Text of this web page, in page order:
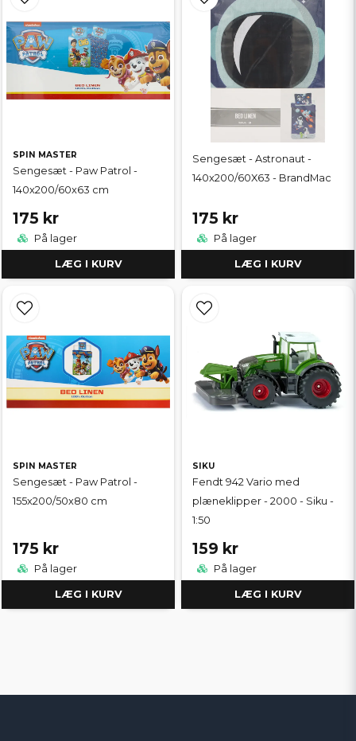
SPIN MASTER
Sengesæt - Paw Patrol -
140x200/60x63 cm
175 kr
På lager
LÆG I KURV
Sengesæt - Astronaut -
140x200/60X63 - BrandMac
175 kr
På lager
LÆG I KURV
SPIN MASTER
Sengesæt - Paw Patrol -
155x200/50x80 cm
175 kr
På lager
LÆG I KURV
SIKU
Fendt 942 Vario med
plæneklipper - 2000 - Siku -
1:50
159 kr
På lager
LÆG I KURV